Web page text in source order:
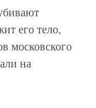
его тело,
московского
на